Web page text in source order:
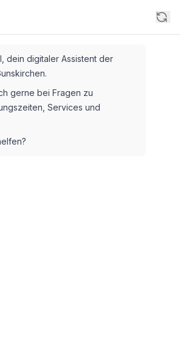
dein digitaler Assistent der
gerne bei Fragen zu
Services und